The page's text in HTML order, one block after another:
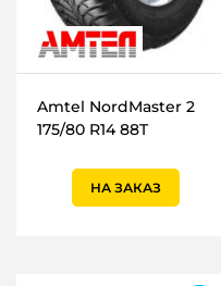
Amtel NordMaster 2
175/80 R14 88T
НА ЗАКАЗ